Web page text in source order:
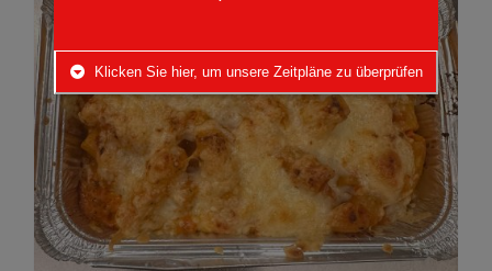
Klicken Sie hier, um unsere Zeitpläne zu überprüfen